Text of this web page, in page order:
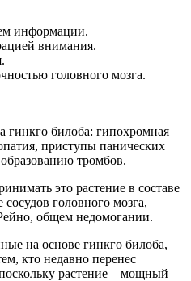
информации.
внимания.
головного мозга.
гинкго билоба: гипохромная
приступы панических
тромбов.
это растение в составе
сосудов головного мозга,
общем недомогании.
на основе гинкго билоба,
кто недавно перенес
растение – мощный